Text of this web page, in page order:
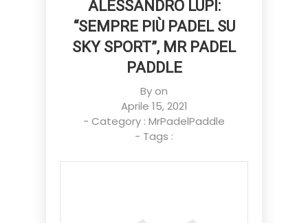
ALESSANDRO LUPI:
“SEMPRE PIÙ PADEL SU
SKY SPORT”, MR PADEL
PADDLE
By on
Aprile 15, 2021
- Category : MrPadelPaddle
- Tags :